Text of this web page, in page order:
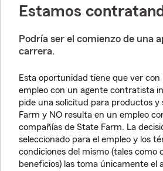
Estamos
Podría ser el comienzo de una
carrera.
Esta oportunidad tiene que ver con
empleo con un agente contratista
pide una solicitud para productos y
Farm y NO resulta en un empleo
compañías de State Farm. La
seleccionado para el empleo y los
condiciones del mismo (tales como
beneficios) las toma únicamente el